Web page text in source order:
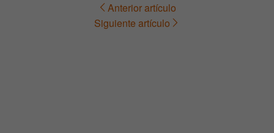
Navegación Anterior artículo
Siguiente artículo